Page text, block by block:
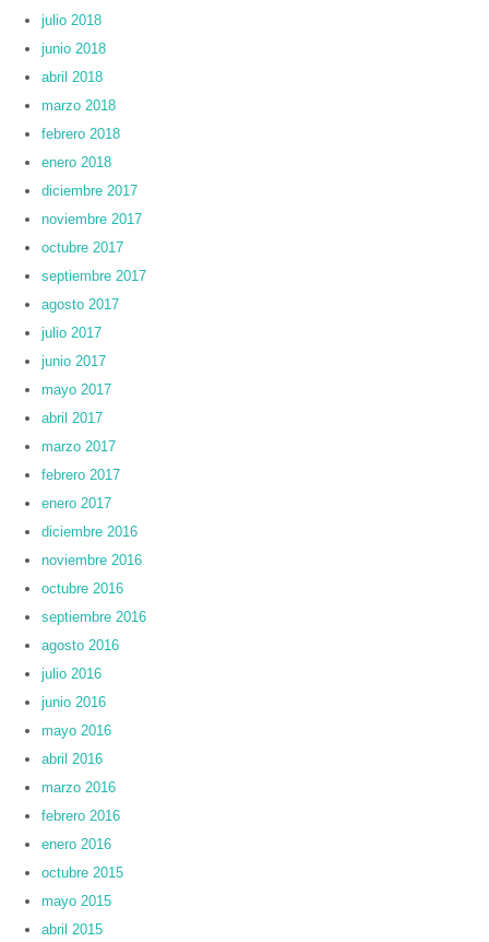
julio 2018
junio 2018
abril 2018
marzo 2018
febrero 2018
enero 2018
diciembre 2017
noviembre 2017
octubre 2017
septiembre 2017
agosto 2017
julio 2017
junio 2017
mayo 2017
abril 2017
marzo 2017
febrero 2017
enero 2017
diciembre 2016
noviembre 2016
octubre 2016
septiembre 2016
agosto 2016
julio 2016
junio 2016
mayo 2016
abril 2016
marzo 2016
febrero 2016
enero 2016
octubre 2015
mayo 2015
abril 2015